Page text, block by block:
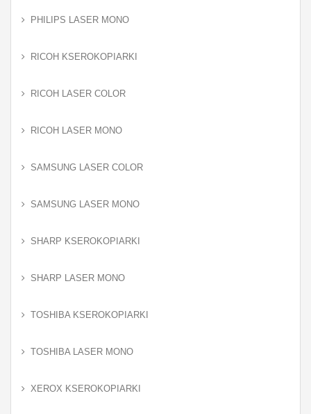
PHILIPS LASER MONO
RICOH KSEROKOPIARKI
RICOH LASER COLOR
RICOH LASER MONO
SAMSUNG LASER COLOR
SAMSUNG LASER MONO
SHARP KSEROKOPIARKI
SHARP LASER MONO
TOSHIBA KSEROKOPIARKI
TOSHIBA LASER MONO
XEROX KSEROKOPIARKI